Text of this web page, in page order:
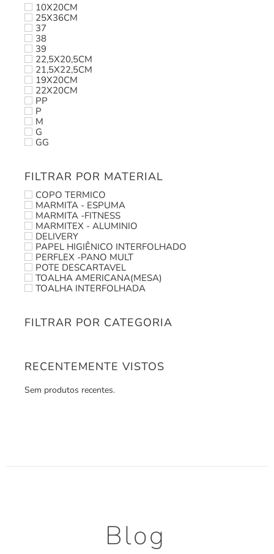
10X20CM
25X36CM
37
38
39
22,5X20,5CM
21,5X22,5CM
19X20CM
22X20CM
PP
P
M
G
GG
FILTRAR POR MATERIAL
COPO TERMICO
MARMITA - ESPUMA
MARMITA -FITNESS
MARMITEX - ALUMINIO
DELIVERY
PAPEL HIGIÊNICO INTERFOLHADO
PERFLEX -PANO MULT
POTE DESCARTAVEL
TOALHA AMERICANA(MESA)
TOALHA INTERFOLHADA
FILTRAR POR CATEGORIA
RECENTEMENTE VISTOS
Sem produtos recentes.
Blog